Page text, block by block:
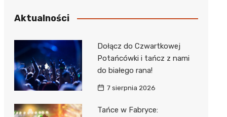
Skarbowy
Policja
Aktualności
Dołącz do Czwartkowej
Potańcówki i tańcz z nami
do białego rana!
7 sierpnia 2026
Tańce w Fabryce: